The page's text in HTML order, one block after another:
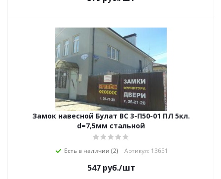
Замок навесной Булат ВС 3-П50-01 ПЛ 5кл.
d=7,5мм стальной
Есть в наличии (2) Артикул: 13651
547руб./шт